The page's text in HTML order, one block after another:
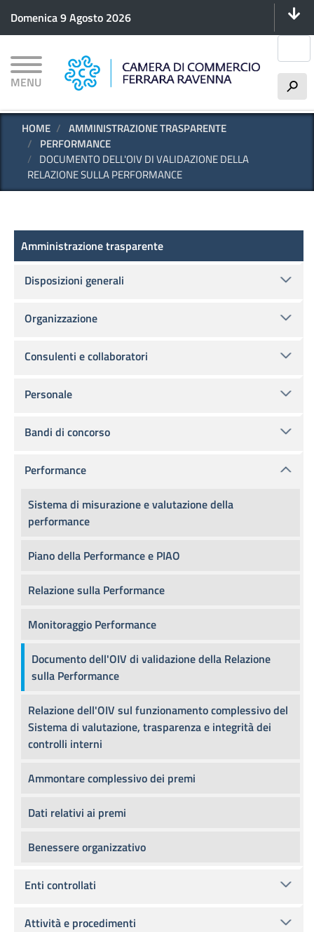
principale
Domenica 9 Agosto 2026
MENU h
HOME
AMMINISTRAZIONE TRASPARENTE
PERFORMANCE
DOCUMENTO DELL'OIV DI VALIDAZIONE DELLA
RELAZIONE SULLA PERFORMANCE
Amministrazione trasparente
Amministrazione trasparente
Disposizioni generali
Organizzazione
Consulenti e collaboratori
Personale
Bandi di concorso
Performance
Sistema di misurazione e valutazione della
performance
Piano della Performance e PIAO
Relazione sulla Performance
Monitoraggio Performance
Documento dell'OIV di validazione della Relazione
sulla Performance
Relazione dell'OIV sul funzionamento complessivo del
Sistema di valutazione, trasparenza e integrità dei
controlli interni
Ammontare complessivo dei premi
Dati relativi ai premi
Benessere organizzativo
Enti controllati
Attività e procedimenti